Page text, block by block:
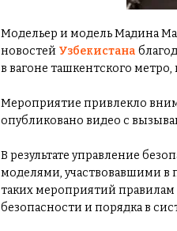
Модельер и модель Мадина
новостей Узбекистана
в вагоне ташкентского
Мероприятие привлекло
опубликовано видео с
В результате управление
моделями, участвовавшими в
таких мероприятий
безопасности и порядка в